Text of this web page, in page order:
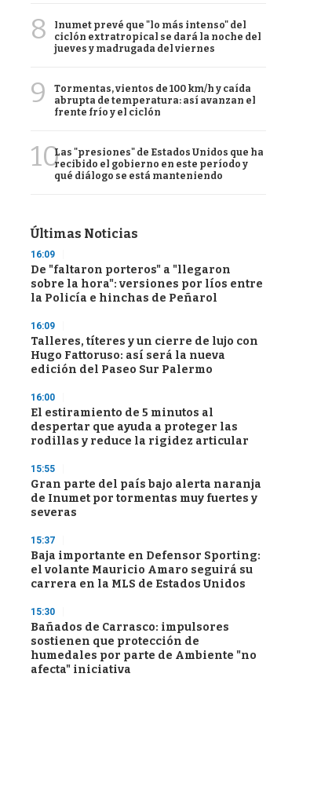
8
Inumet prevé que "lo más intenso" del
ciclón extratropical se dará la noche del
jueves y madrugada del viernes
9
Tormentas, vientos de 100 km/h y caída
abrupta de temperatura: así avanzan el
frente frío y el ciclón
10Las "presiones" de Estados Unidos que ha
recibido el gobierno en este período y
qué diálogo se está manteniendo
Últimas Noticias
16:09
De "faltaron porteros" a "llegaron
sobre la hora": versiones por líos entre
la Policía e hinchas de Peñarol
16:09
Talleres, títeres y un cierre de lujo con
Hugo Fattoruso: así será la nueva
edición del Paseo Sur Palermo
16:00
El estiramiento de 5 minutos al
despertar que ayuda a proteger las
rodillas y reduce la rigidez articular
15:55
Gran parte del país bajo alerta naranja
de Inumet por tormentas muy fuertes y
severas
15:37
Baja importante en Defensor Sporting:
el volante Mauricio Amaro seguirá su
carrera en la MLS de Estados Unidos
15:30
Bañados de Carrasco: impulsores
sostienen que protección de
humedales por parte de Ambiente "no
afecta" iniciativa